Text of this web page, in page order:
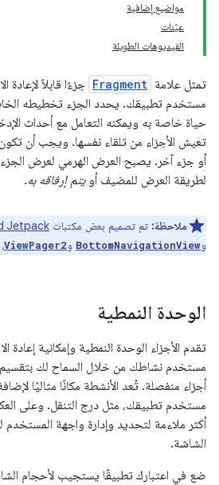
مواضيع إضافية
عيّنات
الفيديوهات الطويلة
تمثل علامة Fragment جزءًا قابلاً
مستخدم تطبيقك. يحدد الجزء تخطيطه
حياة خاصة به ويمكنه التعامل مع أحداث
تعيش الأجزاء من تلقاء نفسها. ويجب أن تكون
أو جزء آخر. يصبح العرض الهرمي لعرض الجزء
لطريقة العرض للمضيف أويتم إرفاقه به.
ملاحظة: تم تصميم بعض مكتبات Jetpack
وBottomNavigationView وViewPager2
الوحدة النمطية
تقدم الأجزاء الوحدة النمطية وإمكانية
مستخدم نشاطك من خلال السماح لك
أجزاء منفصلة. تُعد الأنشطة مكانًا مثاليًا
مستخدم تطبيقك، مثل درج التنقل. وعلى
أكثر ملاءمة لتحديد وإدارة واجهة
الشاشة.
ضع في اعتبارك تطبيقًا يستجيب لأحجام